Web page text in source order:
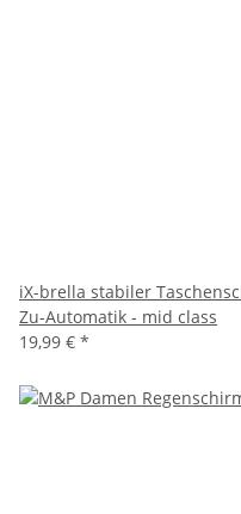
iX-brella stabiler
Zu-Automatik - mid class
19,99 € *